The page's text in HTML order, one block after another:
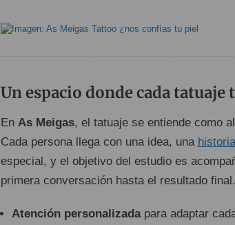
Un espacio donde cada
En As Meigas, el tatuaje se entiende como
Cada persona llega con una idea, una historia
especial, y el objetivo del estudio es
primera conversación hasta el resultado final.
Atención personalizadapara adaptar